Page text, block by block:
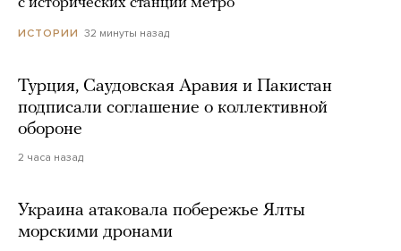
ИСТОРИИ 32 минуты назад
Турция, Саудовская Аравия и Пакистан
подписали соглашение о коллективной
обороне
2 часа назад
Украина атаковала побережье Ялты
морскими дронами